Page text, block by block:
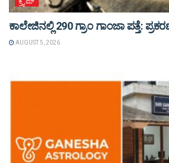
ಕಾಲೇಜಿನಲ್ಲಿ 290 ಗ್ರಾಂ ಗಾಂಜಾ ಪತ್ತೆ:
AUGUST 5, 2026